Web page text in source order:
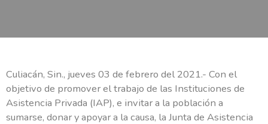
Culiacán, Sin., jueves 03 de febrero del 2021.- Con el
objetivo de promover el trabajo de las Instituciones de
Asistencia Privada (IAP), e invitar a la población a
sumarse, donar y apoyar a la causa, la Junta de Asistencia